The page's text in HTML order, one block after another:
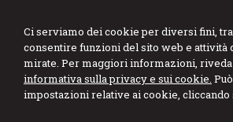
Ci serviamo dei cookie per diversi fini,
consentire funzioni del sito web e attività
mirate. Per maggiori informazioni,
informativa sulla privacy e sui cookie.
impostazioni relative ai cookie, cliccando
DE MARCO
Studio di Consulenza Fiscale